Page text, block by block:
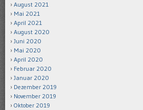
August 2021
Mai 2021
April 2021
August 2020
Juni 2020
Mai 2020
April 2020
Februar 2020
Januar 2020
Dezember 2019
November 2019
Oktober 2019